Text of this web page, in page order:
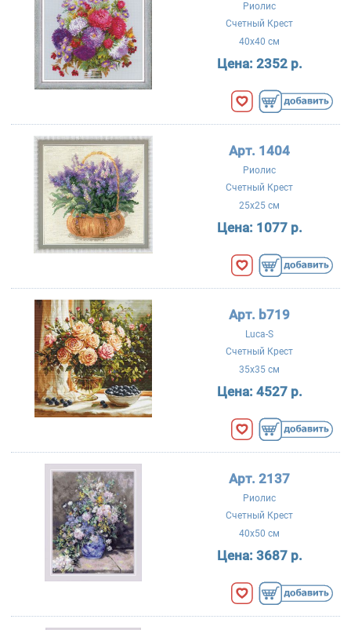
Риолис
Счетный Крест
40x40 см
Цена: 2352 р.
Арт. 1404
Риолис
Счетный Крест
25x25 см
Цена: 1077 р.
Арт. b719
Luca-S
Счетный Крест
35x35 см
Цена: 4527 р.
Арт. 2137
Риолис
Счетный Крест
40x50 см
Цена: 3687 р.